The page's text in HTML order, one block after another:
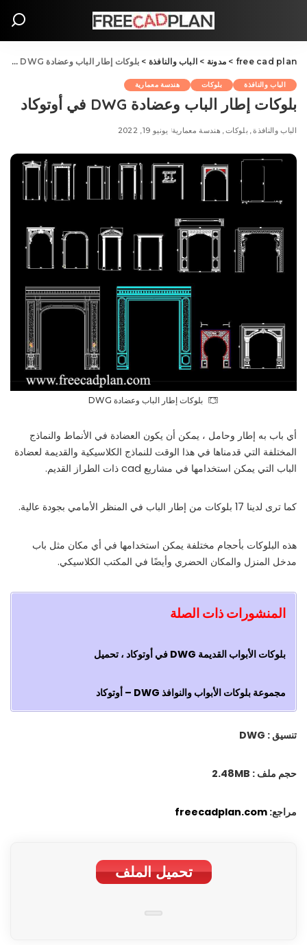
free cad plan
> مدونة > الباب والنافذة > بلوکات إطار الباب وعضادة DWG في أوتوكاد
الباب والنافذة بلوکات هندسة معمارية
بلوکات إطار الباب وعضادة DWG في أوتوكاد
الباب والنافذة بلوکات هندسة معمارية يونيو 19, 2022
بلوکات إطار الباب وعضادة DWG
أي باب به إطار وحامل ، يمكن أن يكون العضادة في الأنماط والنماذج
المختلفة التي قدمناها في هذا الوقت للنماذج الكلاسيكية والقديمة لعضادة
الباب التي يمكن استخدامها في مشاريع cad ذات الطراز القديم.
كما ترى لدينا 17 بلوکات من إطار الباب في المنظر الأمامي بجودة عالية.
هذه البلوکات بأحجام مختلفة يمكن استخدامها في أي مكان مثل باب
مدخل المنزل والمكان الحضري وأيضًا في المكتب الكلاسيكي.
المنشورات ذات الصلة
بلوکات الأبواب القديمة DWG في أوتوكاد ، تحميل
مجموعة بلوکات الأبواب والنوافذ DWG – أوتوكاد
تنسيق : DWG
حجم ملف : 2.48MB
مراجع: freecadplan.com
تحمیل الملف